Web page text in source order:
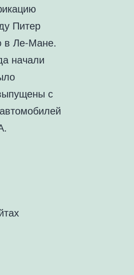
Питер
в Ле-Мане.
начали
с